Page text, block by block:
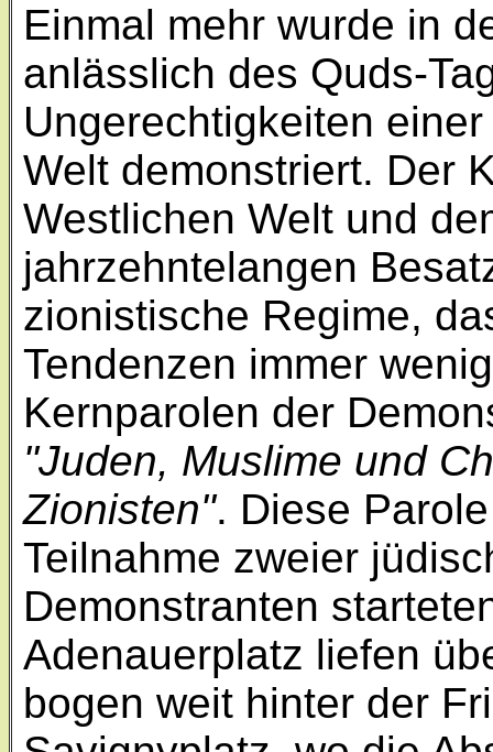
Einmal mehr wurde in
anlässlich des Quds-
Ungerechtigkeiten
Welt demonstriert. Der
Westlichen Welt und
jahrzehntelangen
zionistische Regime,
Tendenzen immer
Kernparolen der
"Juden, Muslime und
Zionisten". Diese
Teilnahme zweier
Demonstranten
Adenauerplatz liefen
bogen weit hinter der